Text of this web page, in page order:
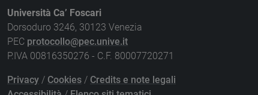
Università Ca’ Foscari
Dorsoduro 3246, 30123 Venezia
PEC protocollo@pec.unive.it
P.IVA 00816350276 - C.F. 80007720271
Privacy / Cookies / Credits e note legali